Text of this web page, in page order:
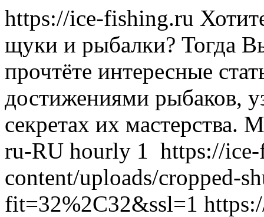
https://ice-fishing.ru
щуки и рыбалки? Тогда
прочтёте интересные
достижениями рыбаков,
секретах их мастерства.
ru-RU hourly 1 https://
content/uploads/cropped-
fit=32%2C32&ssl=1